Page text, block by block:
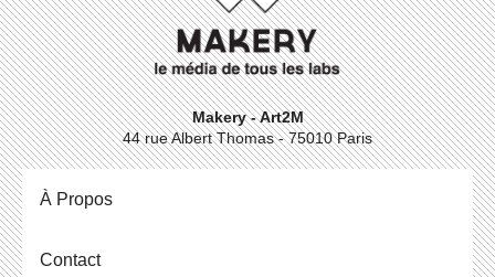
Makery - Art2M
44 rue Albert Thomas - 75010 Paris
À Propos
Contact